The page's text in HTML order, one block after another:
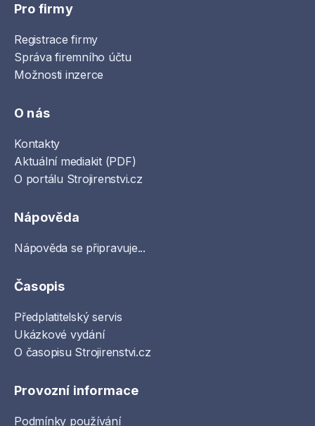
Pro firmy
Registrace firmy
Správa firemního účtu
Možnosti inzerce
O nás
Kontakty
Aktuální mediakit (PDF)
O portálu Strojirenstvi.cz
Nápověda
Nápověda se připravuje...
Časopis
Předplatitelský servis
Ukázkové vydání
O časopisu Strojirenstvi.cz
Provozní informace
Podmínky používání